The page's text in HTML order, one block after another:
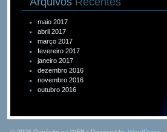
maio 2017
abril 2017
março 2017
fevereiro 2017
janeiro 2017
dezembro 2016
novembro 2016
outubro 2016